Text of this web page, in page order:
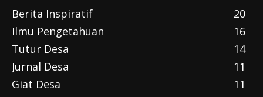
Berita Inspiratif
20
Ilmu Pengetahuan
16
Tutur Desa
14
Jurnal Desa
11
Giat Desa
11